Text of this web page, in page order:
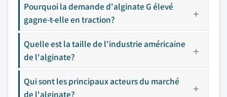
Pourquoi la demande d'alginate G élevé
gagne-t-elle en traction?
Quelle est la taille de l'industrie américaine
de l'alginate?
Qui sont les principaux acteurs du marché
de l'alginate?